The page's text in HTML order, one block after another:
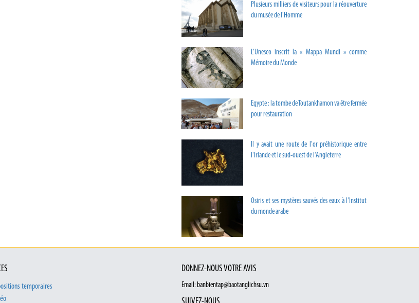
Plusieurs milliers de visiteurs pour la réouverture
du musée de l'Homme
L’Unesco inscrit la « Mappa Mundi » comme
Mémoire du Monde
Egypte : la tombe de Toutankhamon va être fermée
pour restauration
Il y avait une route de l'or préhistorique entre
l'Irlande et le sud-ouest de l'Angleterre
Osiris et ses mystères sauvés des eaux à l'Institut
du monde arabe
temporaires
DONNEZ-NOUS VOTRE AVIS
Email: banbientap@baotanglichsu.vn